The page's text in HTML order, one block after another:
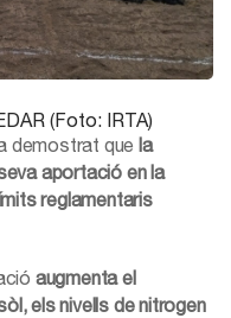
(Foto: IRTA)
demostrat que la
aportació en la
reglamentaris
augmenta el
els nivells de nitrogen